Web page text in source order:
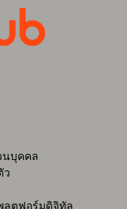
นบุคคล
ว
ลตฟอร์มดิจิทัล